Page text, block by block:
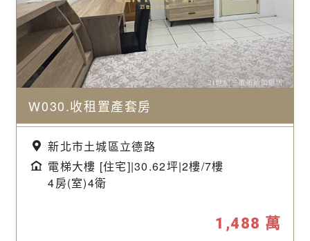
W030.收租置產套房
新北市土城區立德路
電梯大樓 [住宅]|30.62坪|2樓/7樓
4房(室)4衛
1,488 萬